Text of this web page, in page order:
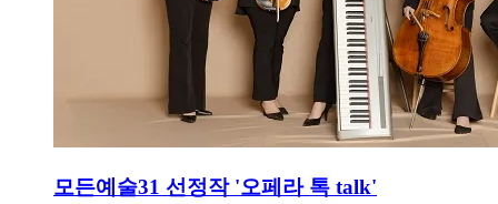
모든예술31 선정작 '오페라 톡 talk'